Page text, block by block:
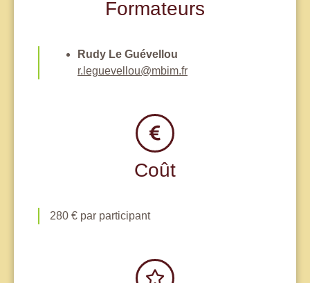
Formateurs
Rudy Le Guévellou
r.leguevellou@mbim.fr
Coût
280 € par participant